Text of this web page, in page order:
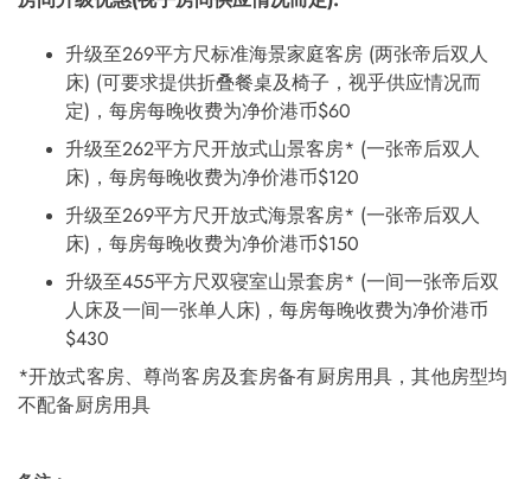
升级至269平方尺标准海景家庭客房 (两张帝后双人
床) (可要求提供折叠餐桌及椅子，视乎供应情况而
定)，每房每晚收费为净价港币$60
升级至262平方尺开放式山景客房* (一张帝后双人
床)，每房每晚收费为净价港币$120
升级至269平方尺开放式海景客房* (一张帝后双人
床)，每房每晚收费为净价港币$150
升级至455平方尺双寝室山景套房* (一间一张帝后双
人床及一间一张单人床)，每房每晚收费为净价港币
$430
*开放式客房、尊尚客房及套房备有厨房用具，其他房型均
不配备厨房用具